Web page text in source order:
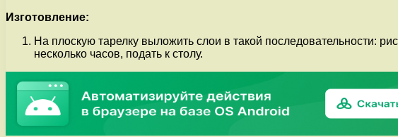
Изготовление:
На плоскую тарелку выложить слои в такой последовательности:
несколько часов, подать к столу.